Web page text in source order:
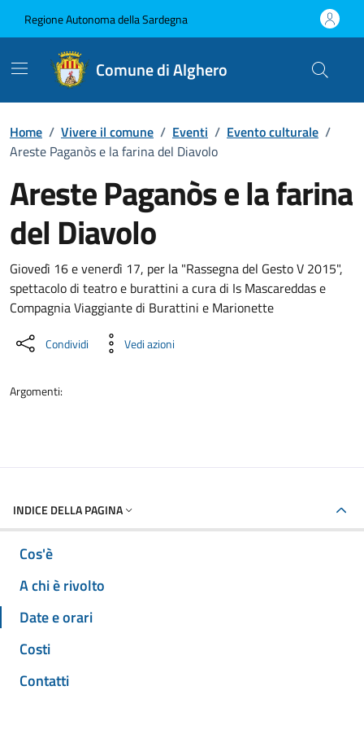
Regione Autonoma della Sardegna
Comune di Alghero
Home / Vivere il comune / Eventi / Evento culturale /
Areste Paganòs e la farina del Diavolo
Areste Paganòs e la farina
del Diavolo
Dettaglio dell'evento
Giovedì 16 e venerdì 17, per la "Rassegna del Gesto V 2015",
spettacolo di teatro e burattini a cura di Is Mascareddas e
Compagnia Viaggiante di Burattini e Marionette
Condividi Vedi azioni
Argomenti:
INDICE DELLA PAGINA
Cos'è
A chi è rivolto
Date e orari
Costi
Contatti